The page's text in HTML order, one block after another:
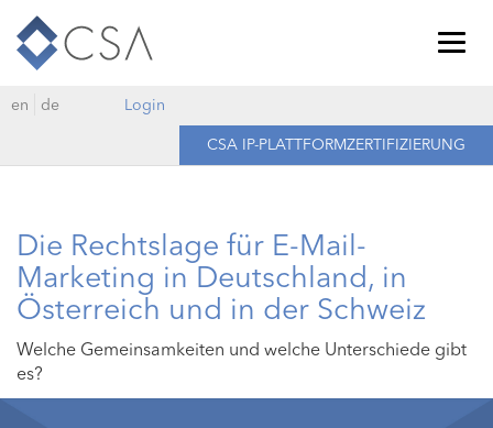
en de
Login
CSA IP-PLATTFORMZERTIFIZIERUNG
Die Rechtslage für E-Mail-
Marketing in Deutschland, in
Österreich und in der Schweiz
Welche Gemeinsamkeiten und welche Unterschiede gibt
es?